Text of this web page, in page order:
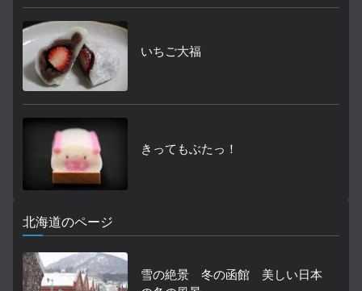
いちご大福
きってもぶたっ！
北海道のページ
雪の絶景 冬の函館 美しい日本